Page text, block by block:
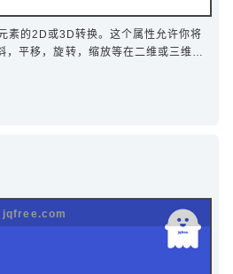
素的2D或3D转换。这个属性允许你将
平移，旋转，缩放等在二维或三维空
在元素状…